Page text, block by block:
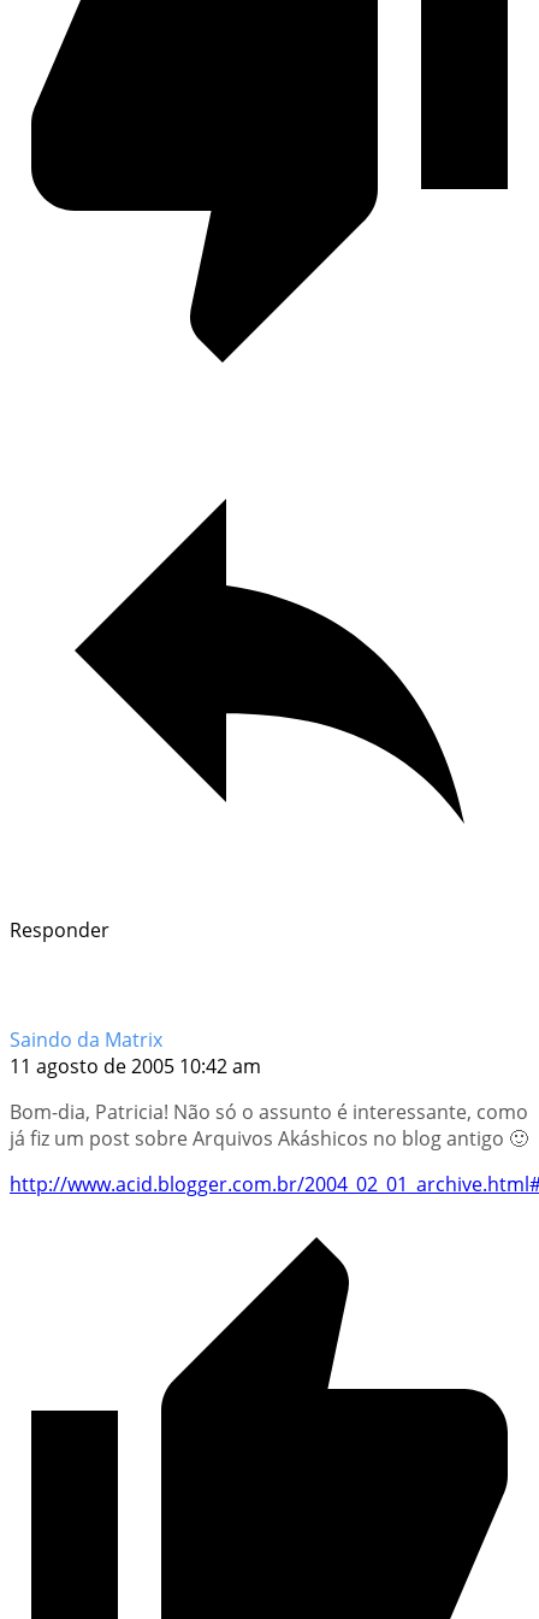
Responder
Saindo da Matrix
11 agosto de 2005 10:42 am
Bom-dia, Patricia! Não só o assunto é interessante, como
já fiz um post sobre Arquivos Akáshicos no blog antigo 🙂
http://www.acid.blogger.com.br/